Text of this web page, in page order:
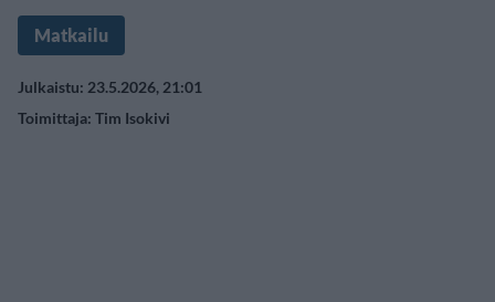
Matkailu
Julkaistu: 23.5.2026, 21:01
Toimittaja: Tim Isokivi